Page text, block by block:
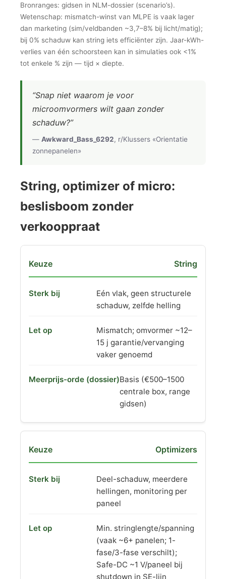
Bronranges: gidsen in NLM-dossier (scenario’s).
Wetenschap: mismatch-winst van MLPE is vaak lager
dan marketing (sim/veldbanden ~3,7–8% bij licht/matig);
bij 0% schaduw kan string iets efficiënter zijn. Jaar-kWh-
verlies van één schoorsteen kan in simulaties ook <1%
tot enkele % zijn — tijd × diepte.
“Snap niet waarom je voor
microomvormers wilt gaan zonder
schaduw?”
— Awkward_Bass_6292, r/Klussers «Orientatie
zonnepanelen»
String, optimizer of micro:
beslisboom zonder
verkooppraat
String
Eén vlak, geen structurele
schaduw, zelfde helling
Mismatch; omvormer ~12–
15 j garantie/vervanging
vaker genoemd
Basis (€500–1500
centrale box, range
gidsen)
Optimizers
Deel-schaduw, meerdere
hellingen, monitoring per
paneel
Min. stringlengte/spanning
(vaak ~6+ panelen; 1-
fase/3-fase verschilt);
Safe-DC ~1 V/paneel bij
shutdown in SE-lijn